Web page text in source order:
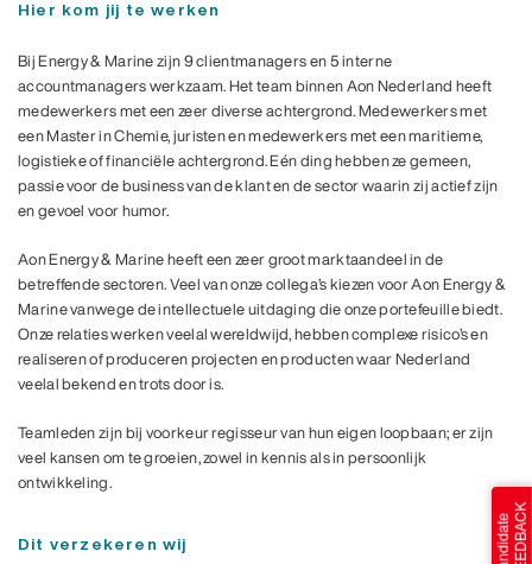
Hier kom jij te werken
Bij Energy & Marine zijn 9 clientmanagers en 5 interne
accountmanagers werkzaam. Het team binnen Aon Nederland heeft
medewerkers met een zeer diverse achtergrond. Medewerkers met
een Master in Chemie, juristen en medewerkers met een maritieme,
logistieke of financiële achtergrond. Eén ding hebben ze gemeen,
passie voor de business van de klant en de sector waarin zij actief zijn
en gevoel voor humor.
Aon Energy & Marine heeft een zeer groot marktaandeel in de
betreffende sectoren. Veel van onze collega’s kiezen voor Aon Energy &
Marine vanwege de intellectuele uitdaging die onze portefeuille biedt.
Onze relaties werken veelal wereldwijd, hebben complexe risico’s en
realiseren of produceren projecten en producten waar Nederland
veelal bekend en trots door is.
Teamleden zijn bij voorkeur regisseur van hun eigen loopbaan; er zijn
veel kansen om te groeien, zowel in kennis als in persoonlijk
ontwikkeling.
Dit verzekeren wij